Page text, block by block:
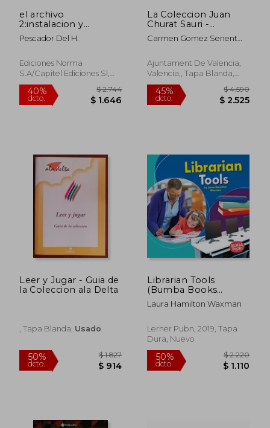
40%
dcto.
$ 1.865
$ 1.119
40%
dcto.
el archivo
2:instalacion y
conservacion
Pescador Del H.
Ediciones Norma
S.a/capitel Ediciones Sl,
1988, Nuevo
La Coleccion Juan
Churat Sauri -
Catalogo de Obras
Impresas y
Tomos
Carmen Gomez Senent
Aguilar
Ajuntament De Valencia,
Valencia,, Tapa Blanda,
Usado
Leer y Jugar - Guia de
la Coleccion ala Delta
, Tapa Blanda, Usado
Librarian Tools
(Bumba Books
Community Helpers
Tools of the Trade)
Laura Hamilton Waxman
Lerner Pubn, 2019, Tapa
Dura, Nuevo